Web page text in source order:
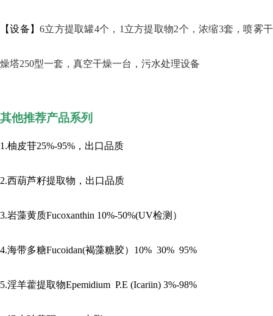
【设备】6立方提取罐4个，1立方提取物2个，浓缩3套，喷雾干
燥塔250型一套，真空干燥一台，污水处理设备
其他推荐产品系列
1.柚皮苷25%-95%，出口品质
2.西葫芦籽提取物，出口品质
3.岩藻黄质Fucoxanthin 10%-50%(UV检测）
4.海带多糖Fucoidan(褐藻糖胶）10% 30% 95%
5.淫羊藿提取物Epemidium P.E (Icariin) 3%-98%